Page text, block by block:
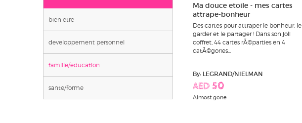
bien etre
developpement personnel
famille/education
sante/forme
Ma douce etoile - mes cartes
attrape-bonheur
Des cartes pour attraper le bonheur, le
garder et le partager ! Dans son joli
coffret, 44 cartes rÃ©parties en 4
catÃ©gories...
By: LEGRAND/NIELMAN
AED 50
Almost gone